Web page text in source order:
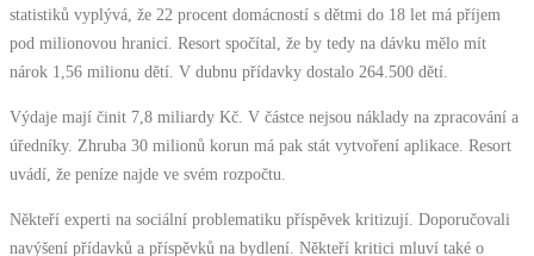
statistiků vyplývá, že 22 procent domácností s dětmi do 18 let má příjem
pod milionovou hranicí. Resort spočítal, že by tedy na dávku mělo mít
nárok 1,56 milionu dětí. V dubnu přídavky dostalo 264.500 dětí.
Výdaje mají činit 7,8 miliardy Kč. V částce nejsou náklady na zpracování a
úředníky. Zhruba 30 milionů korun má pak stát vytvoření aplikace. Resort
uvádí, že peníze najde ve svém rozpočtu.
Někteří experti na sociální problematiku příspěvek kritizují. Doporučovali
navýšení přídavků a příspěvků na bydlení. Někteří kritici mluví také o